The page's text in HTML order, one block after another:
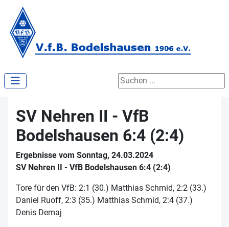
Suchen ...
SV Nehren II - VfB
Bodelshausen 6:4 (2:4)
Ergebnisse vom Sonntag, 24.03.2024
SV Nehren II - VfB Bodelshausen 6:4 (2:4)
Tore für den VfB: 2:1 (30.) Matthias Schmid, 2:2 (33.)
Daniel Ruoff, 2:3 (35.) Matthias Schmid, 2:4 (37.)
Denis Demaj